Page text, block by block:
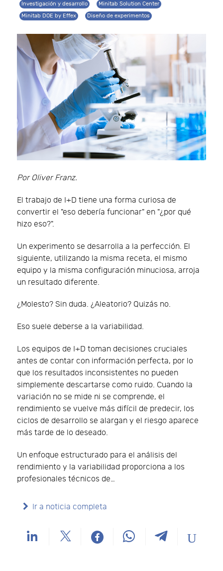
Investigación y desarrollo
Minitab Solution Center
Minitab DOE by Effex
Diseño de experimentos
Por Oliver Franz.
El trabajo de I+D tiene una forma curiosa de
convertir el "eso debería funcionar" en "¿por qué
hizo eso?".
Un experimento se desarrolla a la perfección. El
siguiente, utilizando la misma receta, el mismo
equipo y la misma configuración minuciosa, arroja
un resultado diferente.
¿Molesto? Sin duda. ¿Aleatorio? Quizás no.
Eso suele deberse a la variabilidad.
Los equipos de I+D toman decisiones cruciales
antes de contar con información perfecta, por lo
que los resultados inconsistentes no pueden
simplemente descartarse como ruido. Cuando la
variación no se mide ni se comprende, el
rendimiento se vuelve más difícil de predecir, los
ciclos de desarrollo se alargan y el riesgo aparece
más tarde de lo deseado.
Un enfoque estructurado para el análisis del
rendimiento y la variabilidad proporciona a los
profesionales técnicos de…
Ir a noticia completa